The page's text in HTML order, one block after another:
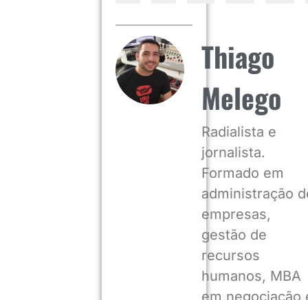
Thiago
Melego
Radialista e
jornalista.
Formado em
administração
empresas,
gestão de
recursos
humanos, MBA
em negociação